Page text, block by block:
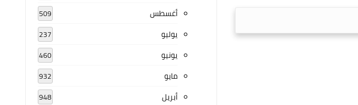
أغسطس 509
يوليو 237
يونيو 460
مايو 932
أبريل 948